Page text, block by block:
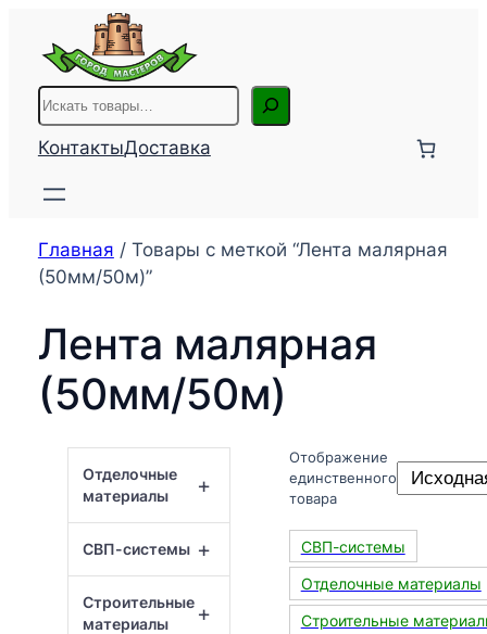
содержимому
Поиск
КонтактыДоставка
Главная / Товары с меткой “Лента малярная
(50мм/50м)”
Лента малярная
(50мм/50м)
+
Отделочные
материалы
+
СВП-системы
+
Строительные
материалы
Отображение
единственного
товара
СВП-системы
Отделочные материалы
Строительные